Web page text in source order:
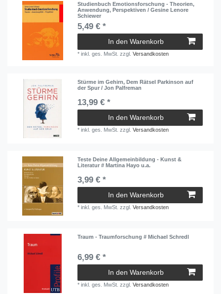
Studienbuch Emotionsforschung - Theorien,
Anwendung, Perspektiven / Gesine Lenore
Schiewer
5,49 € *
In den Warenkorb
*inkl. ges. MwSt. zzgl.Versandkosten
Stürme im Gehirn, Dem Rätsel Parkinson auf
der Spur / Jon Palfreman
13,99 € *
In den Warenkorb
*inkl. ges. MwSt. zzgl.Versandkosten
Teste Deine Allgemeinbildung - Kunst &
Literatur # Martina Hayo u.a.
3,99 € *
In den Warenkorb
*inkl. ges. MwSt. zzgl.Versandkosten
Traum - Traumforschung # Michael Schredl
6,99 € *
In den Warenkorb
*inkl. ges. MwSt. zzgl.Versandkosten